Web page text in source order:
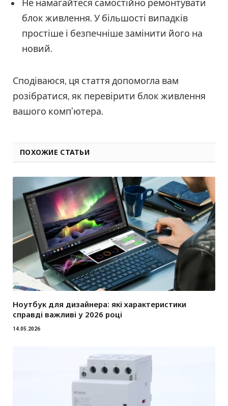
Не намагайтеся самостійно ремонтувати
блок живлення. У більшості випадків
простіше і безпечніше замінити його на
новий.
Сподіваюся, ця стаття допомогла вам
розібратися, як перевірити блок живлення
вашого комп’ютера.
ПОХОЖИЕ СТАТЬИ
Ноутбук для дизайнера: які характеристики
справді важливі у 2026 році
14.05.2026